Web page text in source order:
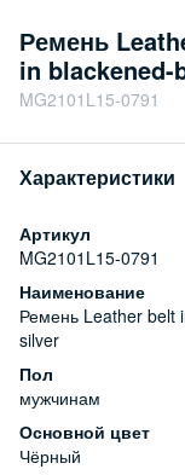
Ремень
in
MG2101L15-0791
Характеристики
Артикул
MG2101L15-0791
Наименование
Ремень Leather belt
silver
Пол
мужчинам
Основной цвет
Чёрный